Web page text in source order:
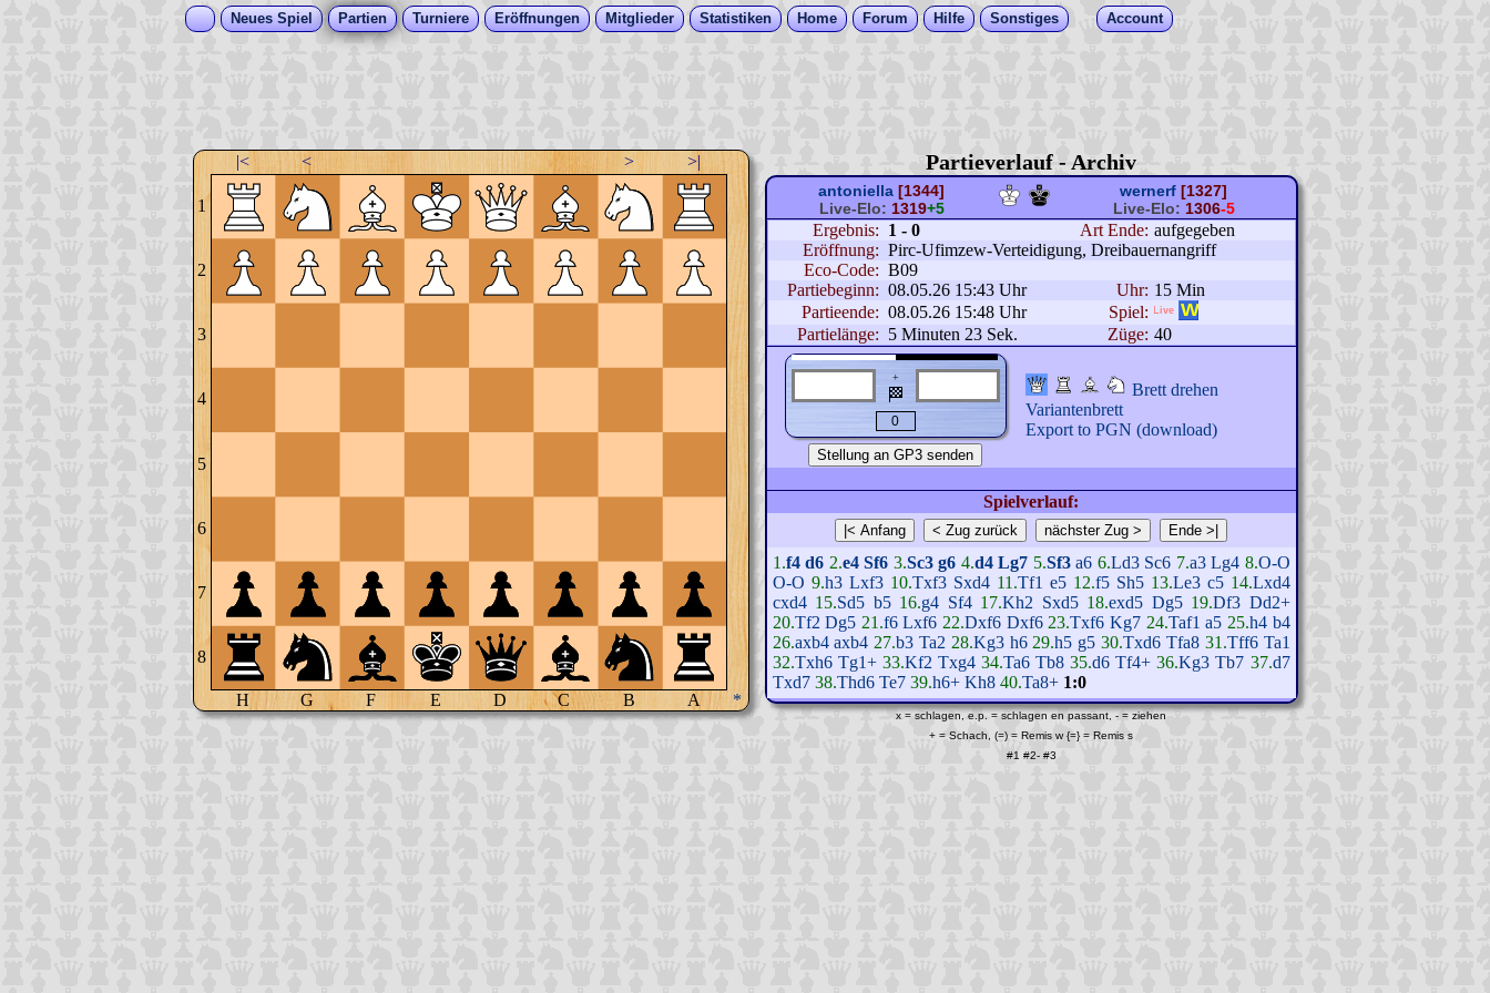
Neues Spiel Partien Turniere Eröffnungen Mitglieder Statistiken Home Forum Hilfe Sonstiges Account
|< < > >|
1
2
3
4
5
6
7
8
H G F E D C B A *
Partieverlauf - Archiv
antoniella [1344]
Live-Elo: 1319+5
wernerf [1327]
Live-Elo: 1306-5
Ergebnis: 1 - 0 Art Ende: aufgegeben
Eröffnung: Pirc-Ufimzew-Verteidigung, Dreibauernangriff
Eco-Code: B09
Partiebeginn: 08.05.26 15:43 Uhr Uhr: 15 Min
Partieende: 08.05.26 15:48 Uhr
Spiel:
Partielänge: 5 Minuten 23 Sek. Züge: 40
+
🏁
Brett drehen
Variantenbrett
Export to PGN (download)
Spielverlauf:
1.f4 d6 2.e4 Sf6 3.Sc3 g6 4.d4 Lg7 5.Sf3 a6 6.Ld3 Sc6 7.a3 Lg4 8.O-O
O-O 9.h3 Lxf3 10.Txf3 Sxd4 11.Tf1 e5 12.f5 Sh5 13.Le3 c5 14.Lxd4
cxd4 15.Sd5 b5 16.g4 Sf4 17.Kh2 Sxd5 18.exd5 Dg5 19.Df3 Dd2+
20.Tf2 Dg5 21.f6 Lxf6 22.Dxf6 Dxf6 23.Txf6 Kg7 24.Taf1 a5 25.h4 b4
26.axb4 axb4 27.b3 Ta2 28.Kg3 h6 29.h5 g5 30.Txd6 Tfa8 31.Tff6 Ta1
32.Txh6 Tg1+ 33.Kf2 Txg4 34.Ta6 Tb8 35.d6 Tf4+ 36.Kg3 Tb7 37.d7
Txd7 38.Thd6 Te7 39.h6+ Kh8 40.Ta8+ 1:0
x = schlagen, e.p. = schlagen en passant, - = ziehen
+ = Schach, (=) = Remis w {=} = Remis s
#1 #2-#3